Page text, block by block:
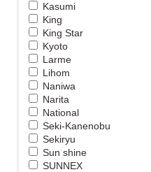
Kasumi
King
King Star
Kyoto
Larme
Lihom
Naniwa
Narita
National
Seki-Kanenobu
Sekiryu
Sun shine
SUNNEX